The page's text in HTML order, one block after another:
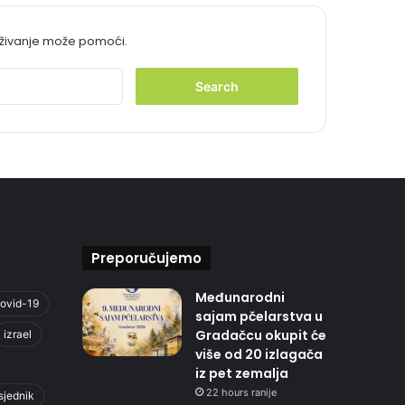
može pomoći.
r
19
izrael
Preporučujemo
Međunarodni
sajam pčelarstva u
Gradačcu okupit će
više od 20 izlagača
iz pet zemalja
22 hours ranije